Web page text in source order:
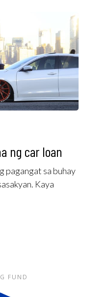
ng car loan
pagangat sa buhay
Kaya
FUND